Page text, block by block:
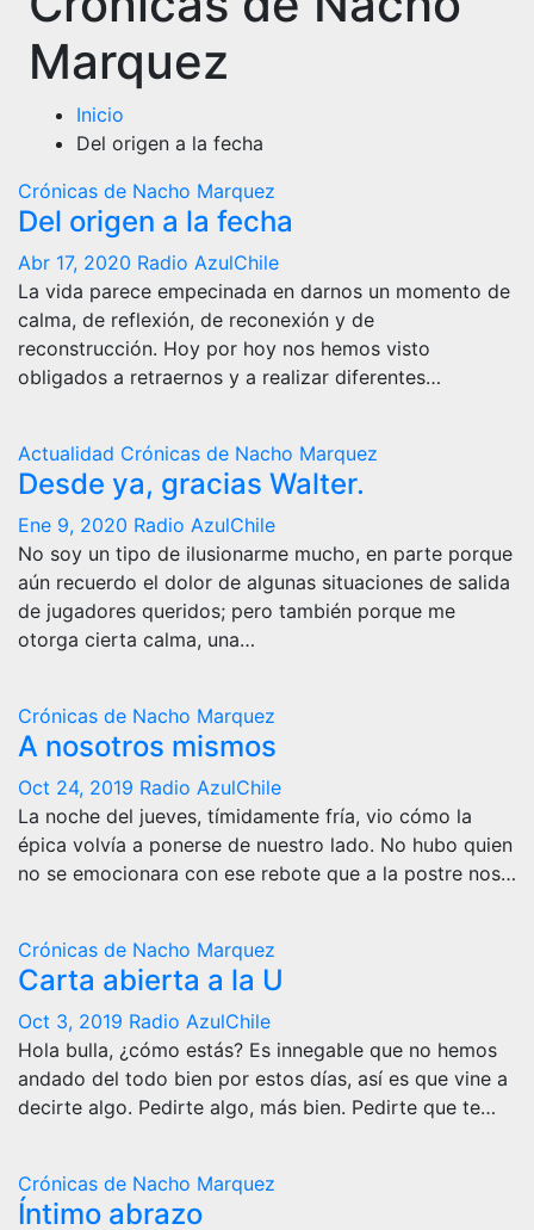
Marquez
Inicio
Del origen a la fecha
Crónicas de Nacho Marquez
Del origen a la fecha
Abr 17, 2020 Radio AzulChile
La vida parece empecinada en darnos un momento de
calma, de reflexión, de reconexión y de
reconstrucción. Hoy por hoy nos hemos visto
obligados a retraernos y a realizar diferentes…
Actualidad Crónicas de Nacho Marquez
Desde ya, gracias Walter.
Ene 9, 2020 Radio AzulChile
No soy un tipo de ilusionarme mucho, en parte porque
aún recuerdo el dolor de algunas situaciones de salida
de jugadores queridos; pero también porque me
otorga cierta calma, una…
Crónicas de Nacho Marquez
A nosotros mismos
Oct 24, 2019 Radio AzulChile
La noche del jueves, tímidamente fría, vio cómo la
épica volvía a ponerse de nuestro lado. No hubo quien
no se emocionara con ese rebote que a la postre nos…
Crónicas de Nacho Marquez
Carta abierta a la U
Oct 3, 2019 Radio AzulChile
Hola bulla, ¿cómo estás? Es innegable que no hemos
andado del todo bien por estos días, así es que vine a
decirte algo. Pedirte algo, más bien. Pedirte que te…
Crónicas de Nacho Marquez
Íntimo abrazo